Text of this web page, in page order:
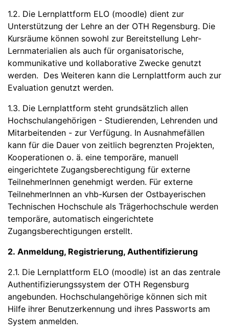
1.2. Die Lernplattform ELO (moodle) dient zur
Unterstützung der Lehre an der OTH Regensburg. Die
Kursräume können sowohl zur Bereitstellung Lehr-
Lernmaterialien als auch für organisatorische,
kommunikative und kollaborative Zwecke genutzt
werden. Des Weiteren kann die Lernplattform auch zur
Evaluation genutzt werden.
1.3. Die Lernplattform steht grundsätzlich allen
Hochschulangehörigen - Studierenden, Lehrenden und
Mitarbeitenden - zur Verfügung. In Ausnahmefällen
kann für die Dauer von zeitlich begrenzten Projekten,
Kooperationen o. ä. eine temporäre, manuell
eingerichtete Zugangsberechtigung für externe
TeilnehmerInnen genehmigt werden. Für externe
TeilnehmerInnen an vhb-Kursen der Ostbayerischen
Technischen Hochschule als Trägerhochschule werden
temporäre, automatisch eingerichtete
Zugangsberechtigungen erstellt.
2. Anmeldung, Registrierung, Authentifizierung
2.1. Die Lernplattform ELO (moodle) ist an das zentrale
Authentifizierungssystem der OTH Regensburg
angebunden. Hochschulangehörige können sich mit
Hilfe ihrer Benutzerkennung und ihres Passworts am
System anmelden.